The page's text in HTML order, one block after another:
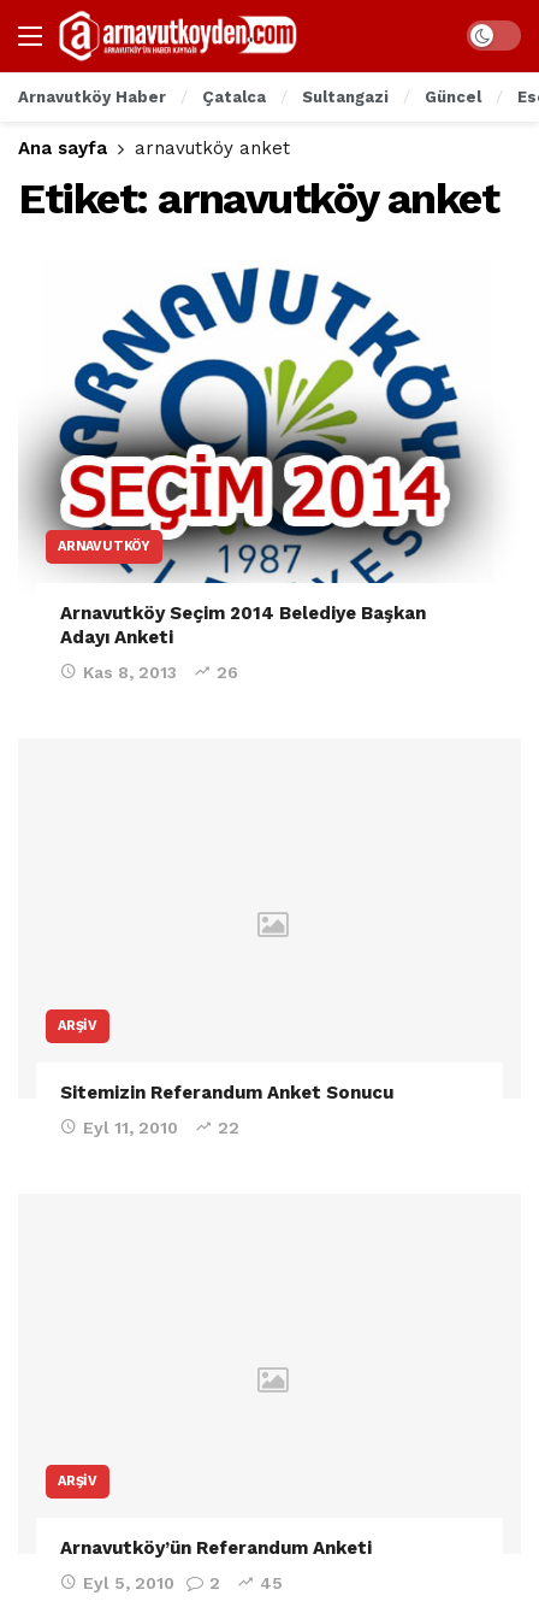
Arnavutköy Haber Çatalca Sultangazi Güncel
Ana sayfa arnavutköy anket
Etiket: arnavutköy anket
ARNAVUTKÖY
Arnavutköy Seçim 2014 Belediye Başkan
Adayı Anketi
Kas 8, 2013 26
ARŞIV
Sitemizin Referandum Anket Sonucu
Eyl 11, 2010 22
ARŞIV
Arnavutköy’ün Referandum Anketi
Eyl 5, 2010 2 45